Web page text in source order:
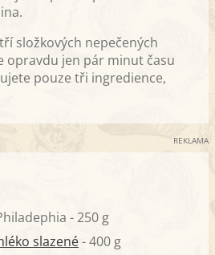
složkových nepečených
opravdu jen pár minut času
pouze tři ingredience,
REKLAMA
- 250 g
slazené- 400 g